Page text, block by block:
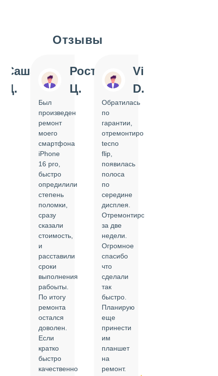
Отзывы
Саша
Д.
Ростислав
Ц.
Был
произведен
ремонт
моего
смартфона
iPhone
16 pro,
быстро
опредилили
степень
поломки,
сразу
сказали
стоимость,
и
расставили
сроки
выполнения
рабоыты.
По итогу
ремонта
остался
доволен.
Если
кратко
быстро
качественно
Vi
D.
Обратилась
по
гарантии,
отремонтировать
tecno
flip,
появилась
полоса
по
середине
дисплея.
Отремонтировали
за две
недели.
Огромное
спасибо
что
сделали
так
быстро.
Планирую
еще
принести
им
планшет
на
ремонт.